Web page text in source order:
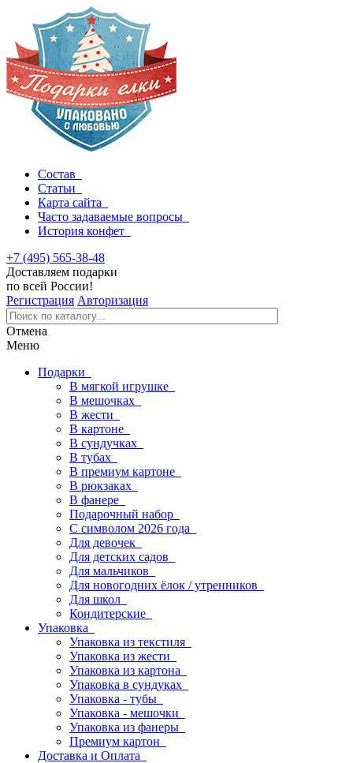
Состав
Статьи
Карта сайта
Часто задаваемые вопросы
История конфет
+7 (495) 565-38-48
Доставляем подарки
по всей России!
Регистрация Авторизация
Отмена
Меню
Подарки
В мягкой игрушке
В мешочках
В жести
В картоне
В сундучках
В тубах
В премиум картоне
В рюкзаках
В фанере
Подарочный набор
С символом 2026 года
Для девочек
Для детских садов
Для мальчиков
Для новогодних ёлок / утренников
Для школ
Кондитерские
Упаковка
Упаковка из текстиля
Упаковка из жести
Упаковка из картона
Упаковка в сундуках
Упаковка - тубы
Упаковка - мешочки
Упаковка из фанеры
Премиум картон
Доставка и Оплата